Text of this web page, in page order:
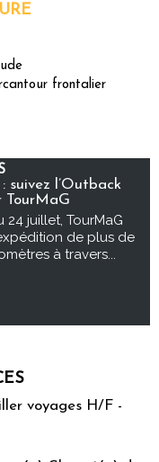
frontalier
suivez l’Outback
TourMaG
24 juillet, TourMaG
de plus de
à travers...
voyages H/F -